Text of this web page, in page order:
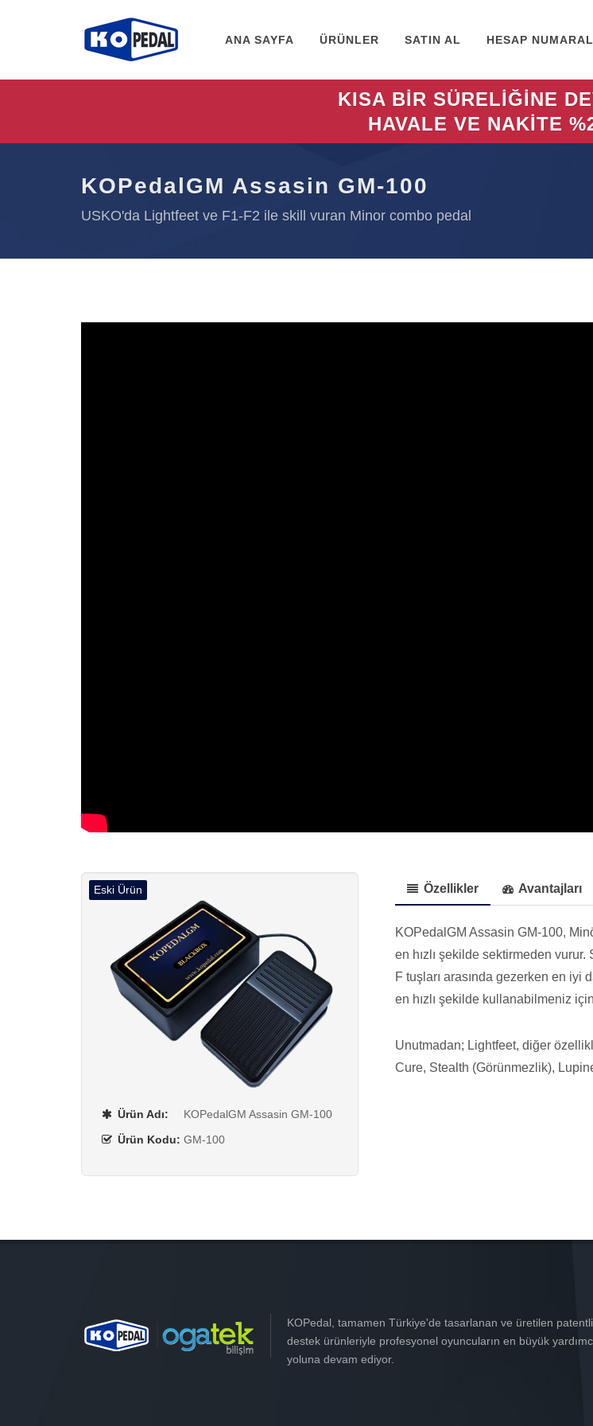
ANA SAYFA ÜRÜNLER SATIN AL HESAP
KISA BİR SÜRELİĞİNE
HAVALE VE NAKİTE
KOPedalGM Assasin GM-100
USKO'da Lightfeet ve F1-F2 ile skill vuran Minor combo pedal
Eski Ürün
Ürün Adı:
KOPedalGM Assasin GM-100
Ürün Kodu: GM-100
Özellikler Avantajları
KOPedalGM Assasin GM-100,
en hızlı şekilde sektirmeden
F tuşları arasında gezerken en iyi
en hızlı şekilde kullanabilmeniz
Unutmadan; Lightfeet, diğer
Cure, Stealth (Görünmezlik),
KOPedal, tamamen Türkiye'de tasarlanan ve üretilen
destek ürünleriyle profesyonel oyuncuların en büyük
yoluna devam ediyor.